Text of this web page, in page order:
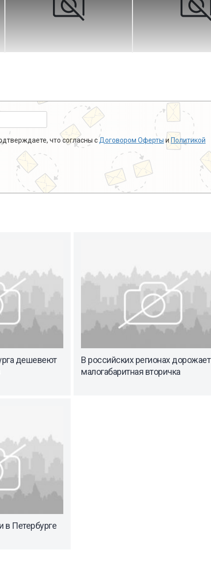
что согласны с Договором Оферты и Политикой
дешевеют
В российских регионах дорожает
малогабаритная вторичка
в Петербурге